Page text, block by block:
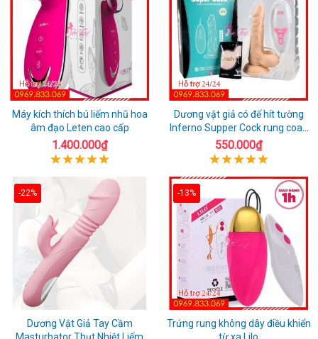
Máy kích thích bú liếm nhũ hoa
âm đạo Leten cao cấp
1.400.000₫
Dương vật giả có đế hít tường
Inferno Supper Cock rung coay
7 chế độ
550.000₫
-22%
Dương Vật Giả Tay Cầm
Masturbator Thụt Nhiệt Liếm
-13%
Trứng rung không dây điều khiển
từ xa Lilo